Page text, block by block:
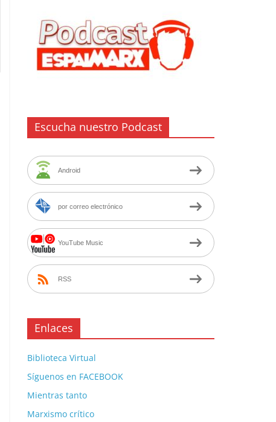
Escucha nuestro Podcast
Android
por correo electrónico
YouTube Music
RSS
Enlaces
Biblioteca Virtual
Síguenos en FACEBOOK
Mientras tanto
Marxismo crítico